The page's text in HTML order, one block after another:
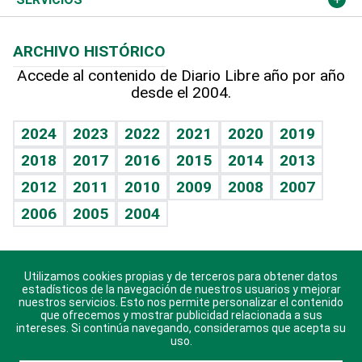
Hablando con el pediatra
Vida y familia
Eñe
Celebrando la vida
Sin complejos
En pocas palabras
Escuchando al corazón
Economía Personal
Línea de hit
TBT Deportivo
Lecturas
Hecho en casa
Guía del dinero
Cumpleaños
Horóscopos
Juegos
ARCHIVO HISTÓRICO
Accede al contenido de Diario Libre año por año
desde el 2004.
2024 2023 2022 2021 2020
2019
2018
2017 2016 2015 2014
2013
2012
2011 2010 2009 2008
2007
2006
2005 2004
Descarga nuestras aplicaciones para Android, iOS y
sistema Huawei.
Utilizamos cookies propias y de terceros para obtener datos
estadísticos de la navegación de nuestros usuarios y mejorar
nuestros servicios. Esto nos permite personalizar el contenido
que ofrecemos y mostrar publicidad relacionada a sus
intereses. Si continúa navegando, consideramos que acepta su
uso.